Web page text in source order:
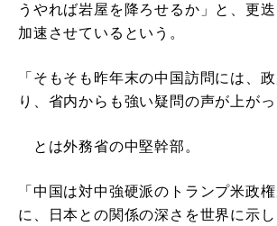
うやれば岩屋を降ろせるか」と、更
加速させているという。
「そもそも昨年末の中国訪問には、
り、省内からも強い疑問の声が上がっ
とは外務省の中堅幹部。
「中国は対中強硬派のトランプ米政
に、日本との関係の深さを世界に示